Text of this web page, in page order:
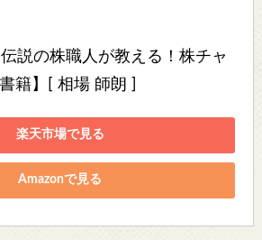
説の株職人が教える！株チャ
籍】[ 相場 師朗 ]
楽天市場で見る
Amazonで見る